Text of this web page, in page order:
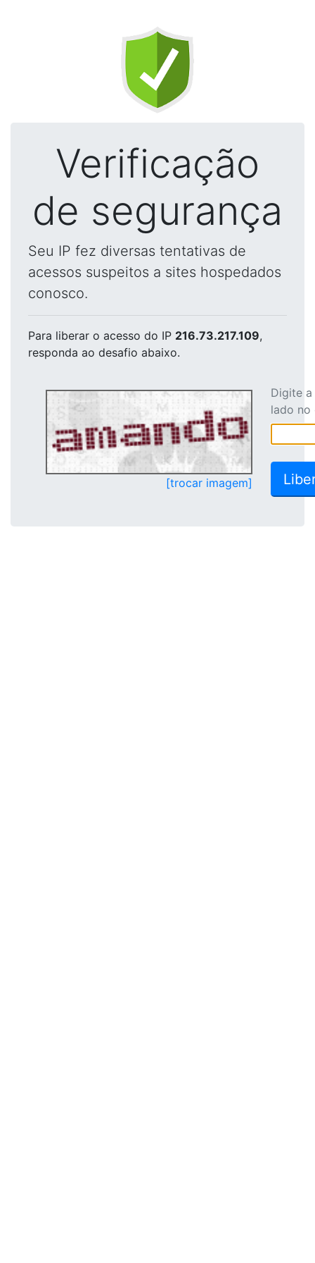
Verificação
de segurança
Seu IP fez diversas tentativas de
acessos suspeitos a sites hospedados
conosco.
Para liberar o acesso do IP 216.73.217.109,
responda ao desafio abaixo.
[trocar imagem]
Digite
lado no